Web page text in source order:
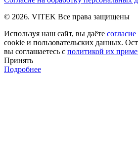
© 2026. VITEK Все права защищены
Используя наш сайт, вы даёте согласие
cookie и пользовательских данных.
вы соглашаетесь с политикой их
Принять
Подробнее